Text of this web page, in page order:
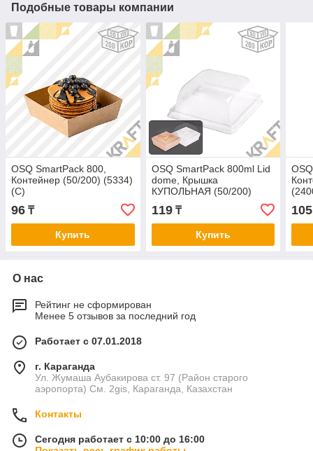
Подобные товары компании
OSQ SmartPack 800,
Контейнер (50/200) (5334)
(С)
96 ₸
Купить
OSQ SmartPack 800ml Lid
dome, Крышка
КУПОЛЬНАЯ (50/200)
119₸
Купить
105
О нас
Рейтинг не сформирован
Менее 5 отзывов за последний год
Работает с 07.01.2018
г. Караганда
Ул. Жумаша Аубакирова ст. 97 (Район старого
аэропорта) См. 2gis, Караганда, Казахстан
Контакты
Сегодня работает с 10:00 до 16:00